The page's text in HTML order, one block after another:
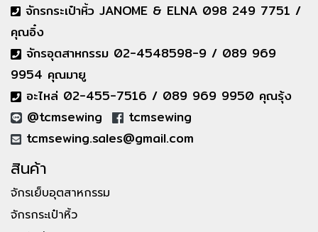
จักรกระเป๋าหิ้ว JANOME & ELNA 098 249 7751 /
คุณอิ๋ง
จักรอุตสาหกรรม 02-4548598-9 / 089 969
9954 คุณมายู
อะไหล่ 02-455-7516 / 089 969 9950 คุณรุ้ง
@tcmsewing
tcmsewing
tcmsewing.sales@gmail.com
สินค้า
จักรเย็บอุตสาหกรรม
จักรกระเป๋าหิ้ว